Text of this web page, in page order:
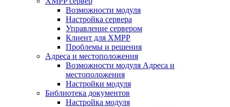
Возможности модуля
Настройка сервера
Управление сервером
Клиент для XMPP
Проблемы и решения
Адреса и местоположения
Возможности модуля Адреса и
местоположения
Настройки модуля
Библиотека документов
Настройка модуля